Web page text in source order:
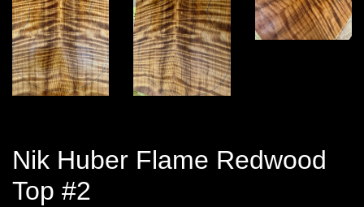
Nik Huber Flame Redwood
Top #2